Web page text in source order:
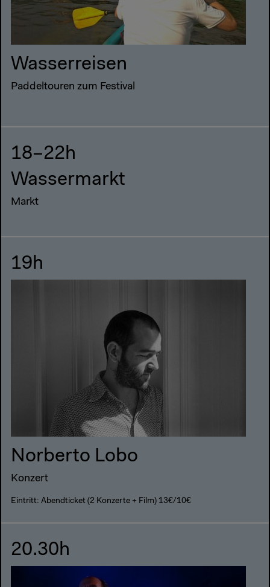
Wasserreisen
Paddeltouren zum Festival
18–22h
Wassermarkt
Markt
19h
Norberto Lobo
Konzert
Eintritt: Abendticket (2 Konzerte + Film) 13€/10€
20.30h